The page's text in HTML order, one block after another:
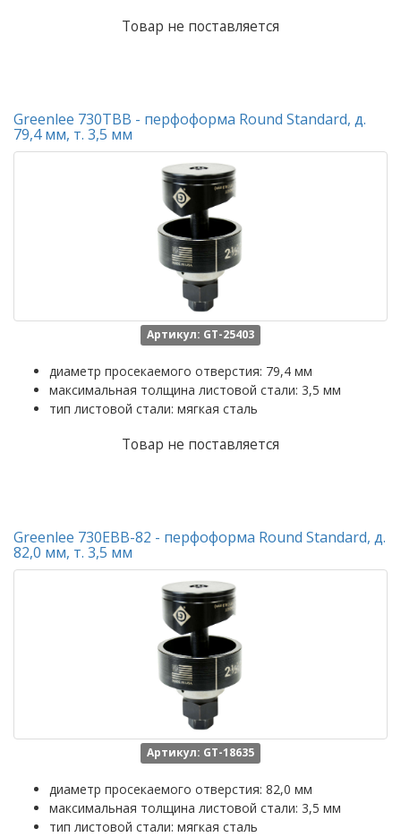
Товар не поставляется
Greenlee 730TBB - перфоформа Round Standard, д.
79,4 мм, т. 3,5 мм
Артикул: GT-25403
диаметр просекаемого отверстия: 79,4 мм
максимальная толщина листовой стали: 3,5 мм
тип листовой стали: мягкая сталь
Товар не поставляется
Greenlee 730EBB-82 - перфоформа Round Standard, д.
82,0 мм, т. 3,5 мм
Артикул: GT-18635
диаметр просекаемого отверстия: 82,0 мм
максимальная толщина листовой стали: 3,5 мм
тип листовой стали: мягкая сталь